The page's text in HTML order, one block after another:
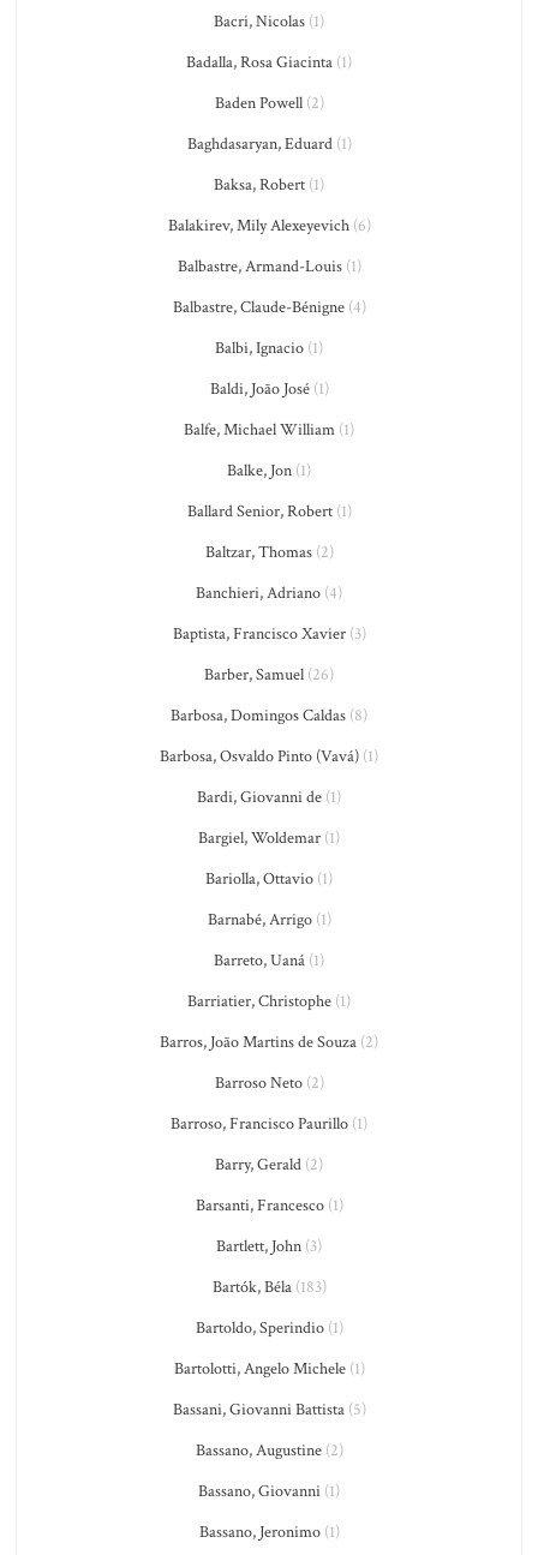
Bacri, Nicolas (1)
Badalla, Rosa Giacinta (1)
Baden Powell(2)
Baghdasaryan, Eduard(1)
Baksa, Robert (1)
Balakirev, Mily Alexeyevich(6)
Balbastre, Armand-Louis(1)
Balbastre, Claude-Bénigne(4)
Balbi, Ignacio (1)
Baldi, João José(1)
Balfe, Michael William (1)
Balke, Jon (1)
Ballard Senior, Robert(1)
Baltzar, Thomas(2)
Banchieri, Adriano (4)
Baptista, Francisco Xavier(3)
Barber, Samuel (26)
Barbosa, Domingos Caldas (8)
Barbosa, Osvaldo Pinto (Vavá) (1)
Bardi, Giovanni de (1)
Bargiel, Woldemar (1)
Bariolla, Ottavio (1)
Barnabé, Arrigo(1)
Barreto, Uaná (1)
Barriatier, Christophe (1)
Barros, João Martins de Souza (2)
Barroso Neto(2)
Barroso, Francisco Paurillo (1)
Barry, Gerald (2)
Barsanti, Francesco(1)
Bartlett, John (3)
Bartók, Béla(183)
Bartoldo, Sperindio(1)
Bartolotti, Angelo Michele(1)
Bassani, Giovanni Battista(5)
Bassano, Augustine(2)
Bassano, Giovanni (1)
Bassano, Jeronimo(1)